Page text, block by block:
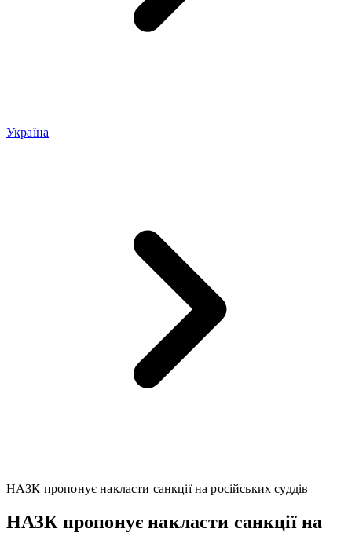
Україна
НАЗК пропонує накласти санкції на російських суддів
НАЗК пропонує накласти санкції на